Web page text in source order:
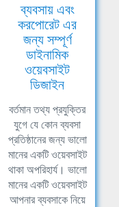
ব্যবসায় এবং
করপোরেট এর
জন্য সম্পূর্ণ
ডাইনামিক
ওয়েবসাইট
ডিজাইন
বর্তমান তথ্য প্রযুক্তির
যুগে যে কোন ব্যবসা
প্রতিষ্ঠানের জন্য ভালো
মানের একটি ওয়েবসাইট
থাকা অপরিহার্য। ভালো
মানের একটি ওয়েবসাইট
আপনার ব্যবসাকে নিয়ে